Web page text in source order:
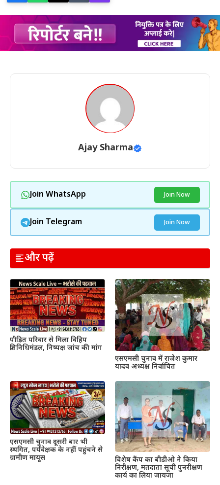
Ajay Sharma
Join WhatsApp Join Now
Join Telegram Join Now
और पढ़ें
पीड़ित परिवार से मिला विहिप
प्रतिनिधिमंडल, निष्पक्ष जांच की मांग
एसएमसी चुनाव में राजेश कुमार
यादव अध्यक्ष निर्वाचित
एसएमसी चुनाव दूसरी बार भी
स्थगित, पर्यवेक्षक के नहीं पहुंचने से
ग्रामीण मायूस
विशेष कैंप का बीडीओ ने किया
निरीक्षण, मतदाता सूची पुनरीक्षण
कार्य का लिया जायजा